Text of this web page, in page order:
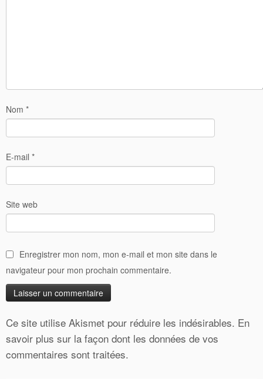
Nom *
E-mail *
Site web
Enregistrer mon nom, mon e-mail et mon site dans le
navigateur pour mon prochain commentaire.
Ce site utilise Akismet pour réduire les indésirables. En
savoir plus sur la façon dont les données de vos
commentaires sont traitées.